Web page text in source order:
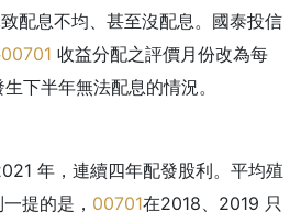
配息不均、甚至沒配息。國泰投信
00701 收益分配之評價月份改為每
下半年無法配息的情況。
年，連續四年配發股利。平均殖
提的是， 00701在2018、2019 只